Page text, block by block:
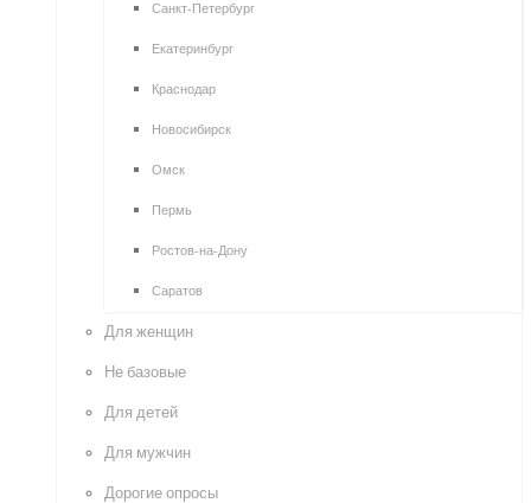
Санкт-Петербург
Екатеринбург
Краснодар
Новосибирск
Омск
Пермь
Ростов-на-Дону
Саратов
Для женщин
Не базовые
Для детей
Для мужчин
Дорогие опросы